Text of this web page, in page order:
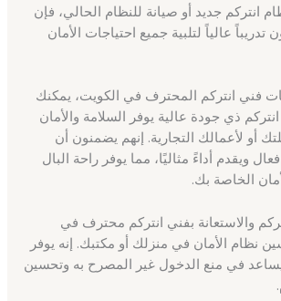
انتركم جديد أو صيانة للنظام الحالي، فإن
تدريباً عالياً لتلبية جميع احتياجات الأمان
فني انتركم المحترف في الكويت، يمكنك
ذي جودة عالية يوفر السلامة والأمان
أو لأعمالك التجارية. إنهم يضمنون أن
ويقدم أداءً مثاليًا، مما يوفر راحة البال
الخاصة بك.
والاستعانة بفني انتركم محترف في
نظام الأمان في منزلك أو مكتبك. إنه يوفر
في منع الدخول غير المصرح به وتحسين